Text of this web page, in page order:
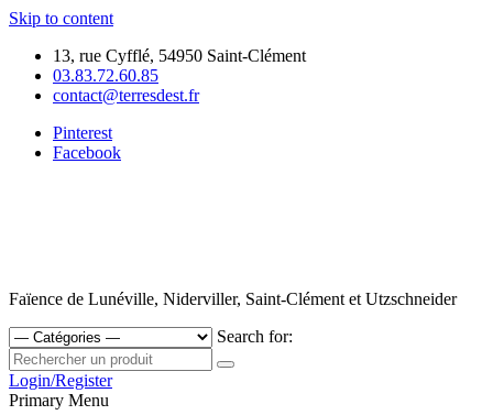
Skip to content
13, rue Cyfflé, 54950 Saint-Clément
03.83.72.60.85
contact@terresdest.fr
Pinterest
Facebook
Faïence de Lunéville, Niderviller, Saint-Clément et Utzschneider
Search for:
Login/Register
Primary Menu